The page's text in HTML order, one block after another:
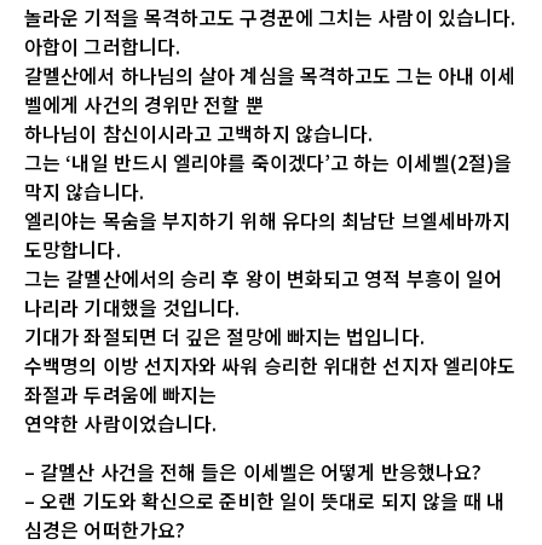
놀라운 기적을 목격하고도 구경꾼에 그치는 사람이 있습니다.
아합이 그러합니다.
갈멜산에서 하나님의 살아 계심을 목격하고도 그는 아내 이세
벨에게 사건의 경위만 전할 뿐
하나님이 참신이시라고 고백하지 않습니다.
그는 ‘내일 반드시 엘리야를 죽이겠다’고 하는 이세벨(2절)을
막지 않습니다.
엘리야는 목숨을 부지하기 위해 유다의 최남단 브엘세바까지
도망합니다.
그는 갈멜산에서의 승리 후 왕이 변화되고 영적 부흥이 일어
나리라 기대했을 것입니다.
기대가 좌절되면 더 깊은 절망에 빠지는 법입니다.
수백명의 이방 선지자와 싸워 승리한 위대한 선지자 엘리야도
좌절과 두려움에 빠지는
연약한 사람이었습니다.
– 갈멜산 사건을 전해 들은 이세벨은 어떻게 반응했나요?
– 오랜 기도와 확신으로 준비한 일이 뜻대로 되지 않을 때 내
심경은 어떠한가요?